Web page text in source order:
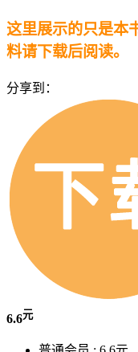
这里展示的只是本
料请下载后阅读。
分享到：
6.6元